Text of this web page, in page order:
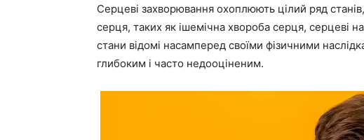
Серцеві захворювання охоплюють цілий ряд
серця, таких як ішемічна хвороба серця, серцеві
стани відомі насамперед своїми фізичними
глибоким і часто недооціненим.